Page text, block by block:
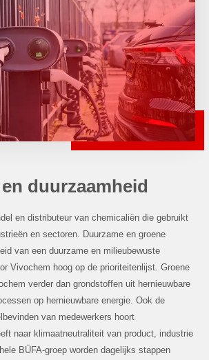
duurzaamheid
en distributeur van chemicaliën die gebruikt
en sectoren. Duurzame en groene
van een duurzame en milieubewuste
Vivochem hoog op de prioriteitenlijst. Groene
verder dan grondstoffen uit hernieuwbare
op hernieuwbare energie. Ook de
van medewerkers hoort
naar klimaatneutraliteit van product, industrie
BÜFA-groep worden dagelijks stappen